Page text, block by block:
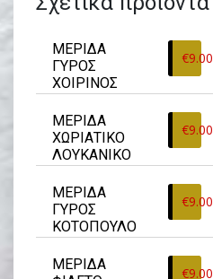
ΜΕΡΙΔΑ
ΓΥΡΟΣ
ΧΟΙΡΙΝΟΣ
€9.00
ΜΕΡΙΔΑ
ΧΩΡΙΑΤΙΚΟ
ΛΟΥΚΑΝΙΚΟ
€9.00
ΜΕΡΙΔΑ
ΓΥΡΟΣ
ΚΟΤΟΠΟΥΛΟ
€9.00
ΜΕΡΙΔΑ
€9.00